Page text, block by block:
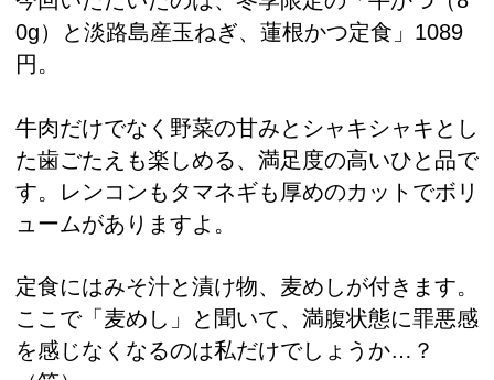
0g）と淡路島産玉ねぎ、蓮根かつ定食」1089
円。
牛肉だけでなく野菜の甘みとシャキシャキとし
た歯ごたえも楽しめる、満足度の高いひと品で
す。レンコンもタマネギも厚めのカットでボリ
ュームがありますよ。
定食にはみそ汁と漬け物、麦めしが付きます。
ここで「麦めし」と聞いて、満腹状態に罪悪感
を感じなくなるのは私だけでしょうか…？